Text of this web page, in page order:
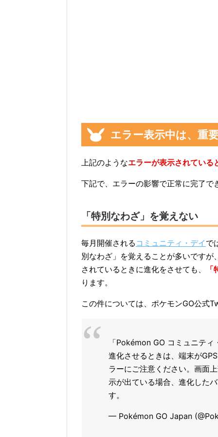
エラー表示中は、重
上記のようなエラーが表示されている
下記で、エラーの影響で正常に完了
「特別なわざ」を覚えない
毎月開催される コミュニティ・デイ で
別なわざ」を覚えることが多いです
されているときに進化をさせても、
ります。
この件については、ポケモンGO公式
「Pokémon GO コミュニテ
進化させるときは、端末が
ラーにご注意ください。画面
示が出ている場合、進化した
す。
— Pokémon GO Japan